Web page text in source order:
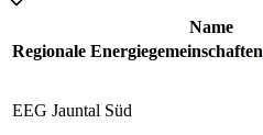
Name
Regionale Energiegemeinschaften
EEG Jauntal Süd